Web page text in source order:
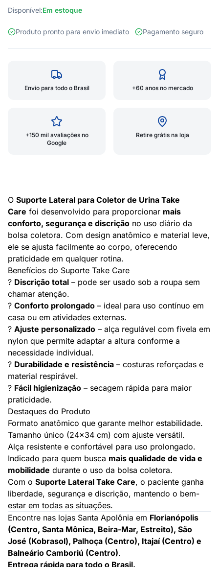
Disponível:Em estoque
Produto pronto para envio imediato Pagamento seguro
Envio para todo o Brasil +60 anos no mercado
+150 mil avaliações no
Google
Retire grátis na loja
O Suporte Lateral para Coletor de Urina Take
Care foi desenvolvido para proporcionar mais
conforto, segurança e discrição no uso diário da
bolsa coletora. Com design anatômico e material leve,
ele se ajusta facilmente ao corpo, oferecendo
praticidade em qualquer rotina.
Benefícios do Suporte Take Care
? Discrição total – pode ser usado sob a roupa sem
chamar atenção.
? Conforto prolongado – ideal para uso contínuo em
casa ou em atividades externas.
? Ajuste personalizado – alça regulável com fivela em
nylon que permite adaptar a altura conforme a
necessidade individual.
? Durabilidade e resistência – costuras reforçadas e
material respirável.
? Fácil higienização – secagem rápida para maior
praticidade.
Destaques do Produto
Formato anatômico que garante melhor estabilidade.
Tamanho único (24x34 cm) com ajuste versátil.
Alça resistente e confortável para uso prolongado.
Indicado para quem busca mais qualidade de vida e
mobilidade durante o uso da bolsa coletora.
Com o Suporte Lateral Take Care, o paciente ganha
liberdade, segurança e discrição, mantendo o bem-
estar em todas as situações.
Encontre nas lojas Santa Apolônia em Florianópolis
(Centro, Santa Mônica, Beira-Mar, Estreito), São
José (Kobrasol), Palhoça (Centro), Itajaí (Centro) e
Balneário Camboriú (Centro).
Entrega rápida para todo o Brasil.